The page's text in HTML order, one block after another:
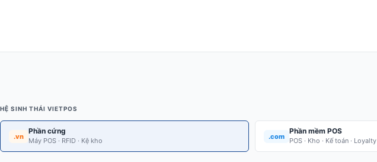
HỆ SINH THÁI VIETPOS
.vn
Phần cứng
Máy POS · RFID · Kệ kho
.com
Phần mềm POS
POS · Kho · Kế toán · Loyalty